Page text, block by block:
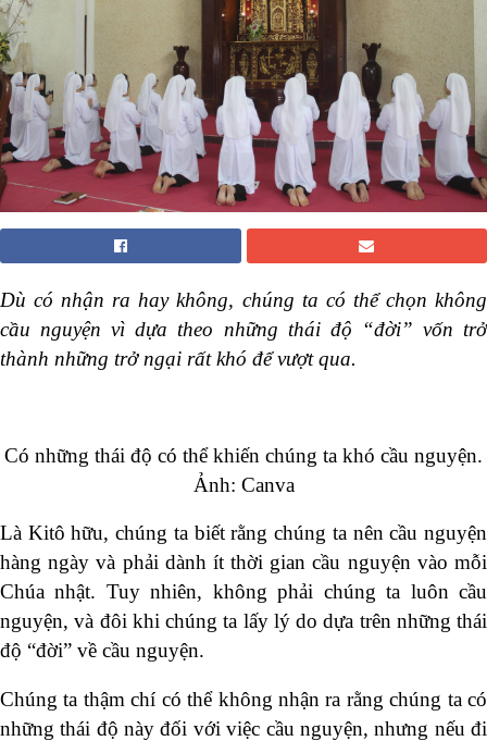
Dù có nhận ra hay không, chúng ta có thể chọn không
cầu nguyện vì dựa theo những thái độ “đời” vốn trở
thành những trở ngại rất khó để vượt qua.
Có những thái độ có thể khiến chúng ta khó cầu nguyện.
Ảnh: Canva
Là Kitô hữu, chúng ta biết rằng chúng ta nên cầu nguyện
hàng ngày và phải dành ít thời gian cầu nguyện vào mỗi
Chúa nhật. Tuy nhiên, không phải chúng ta luôn cầu
nguyện, và đôi khi chúng ta lấy lý do dựa trên những thái
độ “đời” về cầu nguyện.
Chúng ta thậm chí có thể không nhận ra rằng chúng ta có
những thái độ này đối với việc cầu nguyện, nhưng nếu đi